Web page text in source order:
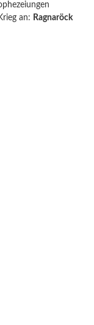
an: Ragnaröck